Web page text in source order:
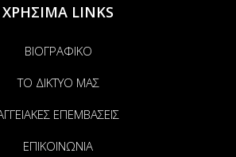
ΧΡΗΣΙΜΑ LINKS
ΒΙΟΓΡΑΦΙΚΟ
ΤΟ ΔΙΚΤΥΟ ΜΑΣ
ΕΠΕΜΒΑΣΕΙΣ
ΕΠΙΚΟΙΝΩΝΙΑ